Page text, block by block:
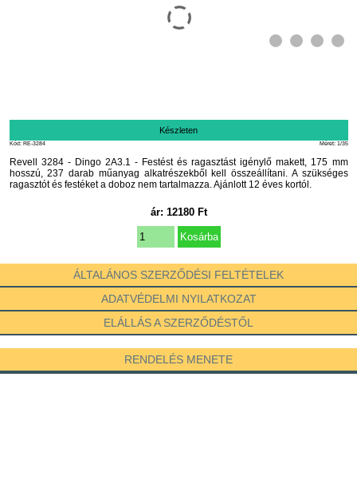
Készleten
Méret: 1/35
Kód: RE-3284
Revell 3284 - Dingo 2A3.1 - Festést és ragasztást igénylő makett, 175 mm
hosszú, 237 darab műanyag alkatrészekből kell összeállítani. A szükséges
ragasztót és festéket a doboz nem tartalmazza. Ajánlott 12 éves kortól.
ár: 12180Ft
ÁLTALÁNOS SZERZŐDÉSI FELTÉTELEK
ADATVÉDELMI NYILATKOZAT
ELÁLLÁS A SZERZŐDÉSTŐL
RENDELÉS MENETE